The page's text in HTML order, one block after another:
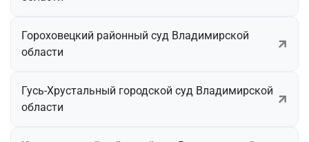
Гороховецкий районный суд Владимирской
области
Гусь-Хрустальный городской суд Владимирской
области